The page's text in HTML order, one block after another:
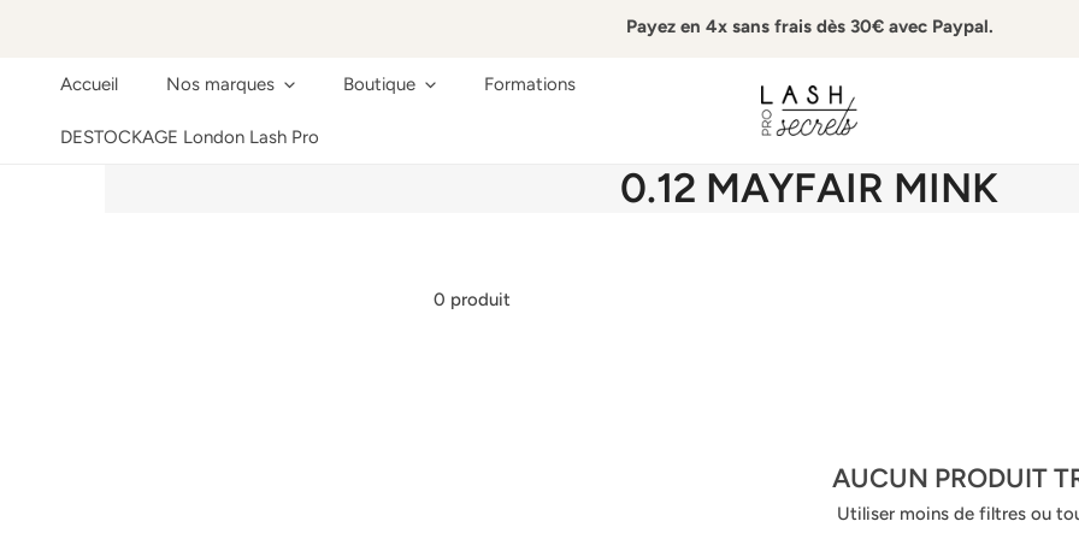
Payez en 4x sans frais dès 30€ avec Paypal.
Accueil
Nos marques Boutique Formations
DESTOCKAGE London Lash Pro
L
0.12 MAYFAIR MINK
0 produit
AUCUN PRODUIT
Utiliser moins de filtres ou